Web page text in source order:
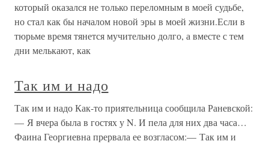
который оказался не только переломным в моей судьбе,
но стал как бы началом новой эры в моей жизни.Если в
тюрьме время тянется мучительно долго, а вместе с тем
дни мелькают, как
Так им и надо
Так им и надо Как-то приятельница сообщила Раневской:
— Я вчера была в гостях у N. И пела для них два часа…
Фаина Георгиевна прервала ее возгласом:— Так им и